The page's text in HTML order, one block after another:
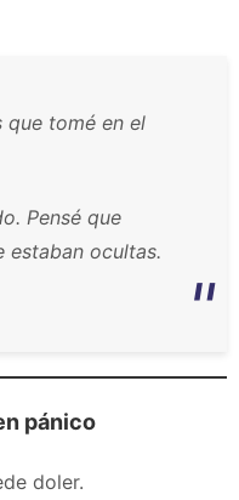
que tomé en el
Pensé que
estaban ocultas.
pánico
doler.